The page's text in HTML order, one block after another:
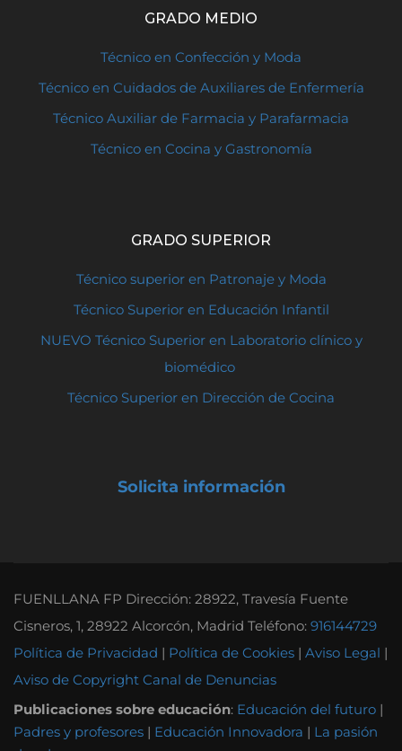
GRADO MEDIO
Técnico en Confección y Moda
Técnico en Cuidados de Auxiliares de Enfermería
Técnico Auxiliar de Farmacia y Parafarmacia
Técnico en Cocina y Gastronomía
GRADO SUPERIOR
Técnico superior en Patronaje y Moda
Técnico Superior en Educación Infantil
NUEVO Técnico Superior en Laboratorio clínico y
biomédico
Técnico Superior en Dirección de Cocina
Solicita información
FUENLLANA FP Dirección: 28922, Travesía Fuente
Cisneros, 1, 28922 Alcorcón, Madrid Teléfono: 916144729
Política de Privacidad | Política de Cookies | Aviso Legal |
Aviso de Copyright Canal de Denuncias
Publicaciones sobre educación: Educación del futuro |
Padres y profesores | Educación Innovadora | La pasión